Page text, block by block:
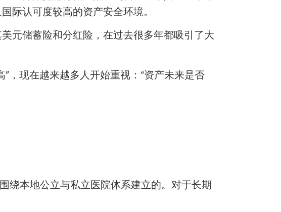
际认可度较高的资产安全环境。
元储蓄险和分红险，在过去很多年都吸引了大
，现在越来越多人开始重视：“资产未来是否
绕本地公立与私立医院体系建立的。对于长期